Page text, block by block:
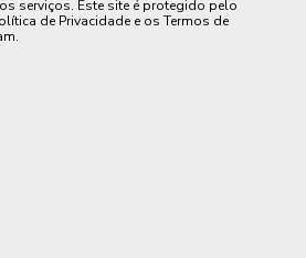
serviços. Este site é protegido pelo
de Privacidade e os Termos de